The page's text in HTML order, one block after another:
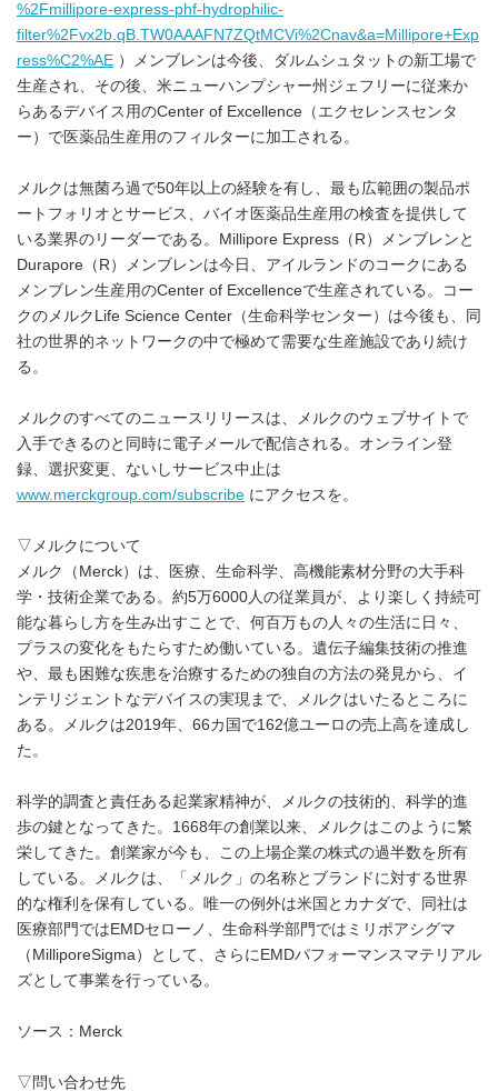
%2Fmillipore-express-phf-hydrophilic-
filter%2Fvx2b.qB.TW0AAAFN7ZQtMCVi%2Cnav&a=Millipore+Exp
ress%C2%AE ）メンブレンは今後、ダルムシュタットの新工場で
生産され、その後、米ニューハンプシャー州ジェフリーに従来か
らあるデバイス用のCenter of Excellence（エクセレンスセンタ
ー）で医薬品生産用のフィルターに加工される。
メルクは無菌ろ過で50年以上の経験を有し、最も広範囲の製品ポ
ートフォリオとサービス、バイオ医薬品生産用の検査を提供して
いる業界のリーダーである。Millipore Express（R）メンブレンと
Durapore（R）メンブレンは今日、アイルランドのコークにある
メンブレン生産用のCenter of Excellenceで生産されている。コー
クのメルクLife Science Center（生命科学センター）は今後も、同
社の世界的ネットワークの中で極めて需要な生産施設であり続け
る。
メルクのすべてのニュースリリースは、メルクのウェブサイトで
入手できるのと同時に電子メールで配信される。オンライン登
録、選択変更、ないしサービス中止は
www.merckgroup.com/subscribe にアクセスを。
▽メルクについて
メルク（Merck）は、医療、生命科学、高機能素材分野の大手科
学・技術企業である。約5万6000人の従業員が、より楽しく持続可
能な暮らし方を生み出すことで、何百万もの人々の生活に日々、
プラスの変化をもたらすため働いている。遺伝子編集技術の推進
や、最も困難な疾患を治療するための独自の方法の発見から、イ
ンテリジェントなデバイスの実現まで、メルクはいたるところに
ある。メルクは2019年、66カ国で162億ユーロの売上高を達成し
た。
科学的調査と責任ある起業家精神が、メルクの技術的、科学的進
歩の鍵となってきた。1668年の創業以来、メルクはこのように繁
栄してきた。創業家が今も、この上場企業の株式の過半数を所有
している。メルクは、「メルク」の名称とブランドに対する世界
的な権利を保有している。唯一の例外は米国とカナダで、同社は
医療部門ではEMDセローノ、生命科学部門ではミリポアシグマ
（MilliporeSigma）として、さらにEMDパフォーマンスマテリアル
ズとして事業を行っている。
ソース：Merck
▽問い合わせ先